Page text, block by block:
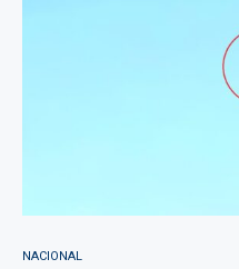
NACIONAL